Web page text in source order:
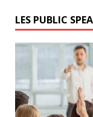
LES PUBLIC